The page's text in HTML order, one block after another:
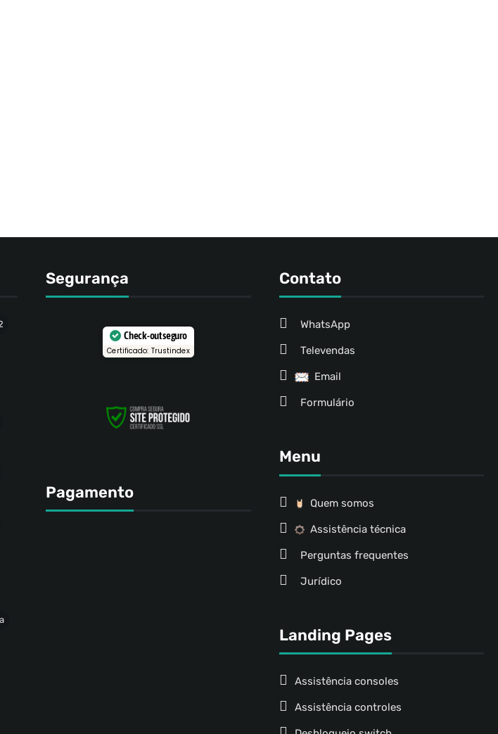
Segurança
Check-out seguro
Certificado: Trustindex
Pagamento
Contato
WhatsApp
Televendas
Email
Formulário
Menu
Quem somos
Assistência técnica
Perguntas frequentes
Jurídico
Landing Pages
Assistência consoles
Assistência controles